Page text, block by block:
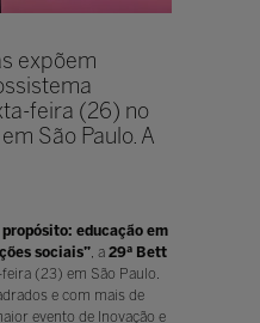
expõem
feira (26) no
São Paulo. A
educação em
sociais”, a 29ª Bett
(23) em São Paulo.
e com mais de
evento de Inovação e